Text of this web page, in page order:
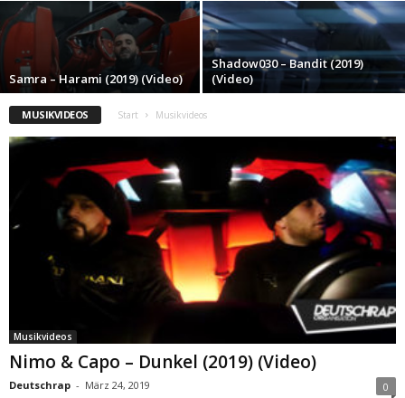
Samra – Harami (2019) (Video)
Shadow030 – Bandit (2019)
(Video)
MUSIKVIDEOS Start Musikvideos
Musikvideos
Nimo & Capo – Dunkel (2019) (Video)
Deutschrap - März 24, 2019 0